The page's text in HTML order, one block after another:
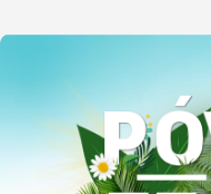
Tipo de